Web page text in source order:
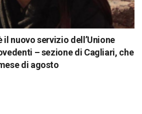
il nuovo servizio dell’Unione
– sezione di Cagliari, che
di agosto